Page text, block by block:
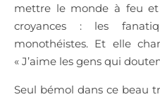
mettre le monde à feu
croyances : les
monothéistes. Et elle
« J’aime les gens qui
Seul bémol dans ce beau